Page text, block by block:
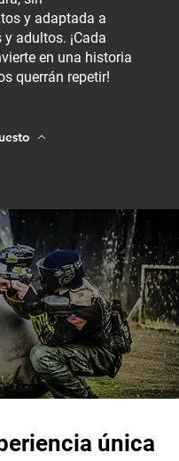
y adaptada a
adultos. ¡Cada
en una historia
querrán repetir!
única